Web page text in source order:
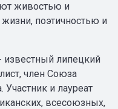
живостью и
поэтичностью и
липецкий
член Союза
и лауреат
всесоюзных,